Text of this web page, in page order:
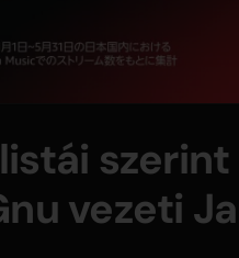
szerint
vezeti